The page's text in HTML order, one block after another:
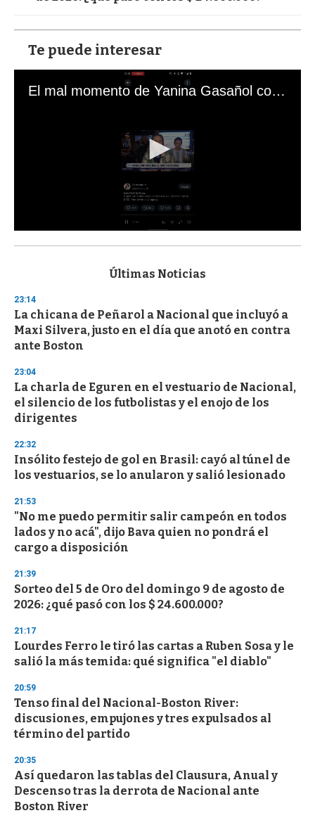
Te puede interesar
El mal momento de Yanina Gasañol con un hincha argentino en "Subrayado"
s
d
s
o
f
3
s
e
c
o
n
Últimas Noticias
23:14
La chicana de Peñarol a Nacional que incluyó a
Maxi Silvera, justo en el día que anotó en contra
ante Boston
23:04
La charla de Eguren en el vestuario de Nacional,
el silencio de los futbolistas y el enojo de los
dirigentes
22:32
Insólito festejo de gol en Brasil: cayó al túnel de
los vestuarios, se lo anularon y salió lesionado
21:53
"No me puedo permitir salir campeón en todos
lados y no acá", dijo Bava quien no pondrá el
cargo a disposición
21:39
Sorteo del 5 de Oro del domingo 9 de agosto de
2026: ¿qué pasó con los $ 24.600.000?
21:17
Lourdes Ferro le tiró las cartas a Ruben Sosa y le
salió la más temida: qué significa "el diablo"
20:59
Tenso final del Nacional-Boston River:
discusiones, empujones y tres expulsados al
término del partido
20:35
Así quedaron las tablas del Clausura, Anual y
Descenso tras la derrota de Nacional ante
Boston River